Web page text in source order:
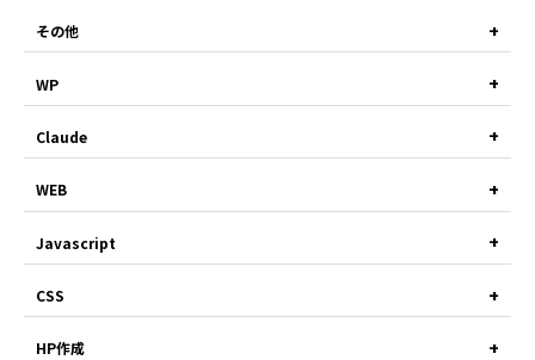
その他
WP
Claude
WEB
Javascript
CSS
HP作成